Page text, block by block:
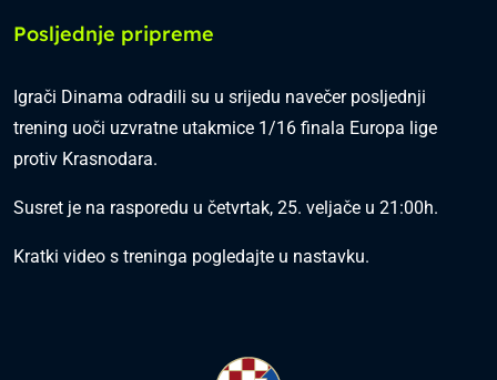
Posljednje pripreme
Igrači Dinama odradili su u srijedu navečer posljednji
trening uoči uzvratne utakmice 1/16 finala Europa lige
protiv Krasnodara.
Susret je na rasporedu u četvrtak, 25. veljače u 21:00h.
Kratki video s treninga pogledajte u nastavku.